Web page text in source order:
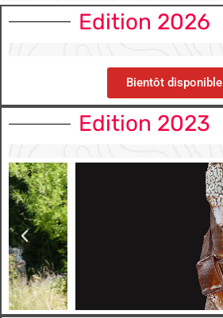
Edition 2026
Bientôt disponible
Edition 2023